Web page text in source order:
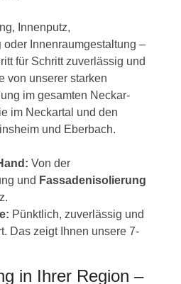
Innenputz,
oder Innenraumgestaltung –
für Schritt zuverlässig und
von unserer starken
im gesamten Neckar-
im Neckartal und den
und Eberbach.
Von der
und Fassadenisolierung
Pünktlich, zuverlässig und
Das zeigt Ihnen unsere 7-
in Ihrer Region –